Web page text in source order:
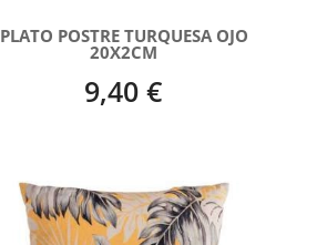
PLATO POSTRE TURQUESA OJO
20X2CM
9,40 €